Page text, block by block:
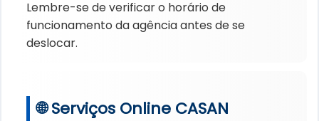
Lembre-se de verificar o horário de
funcionamento da agência antes de se
deslocar.
🌐 Serviços Online CASAN